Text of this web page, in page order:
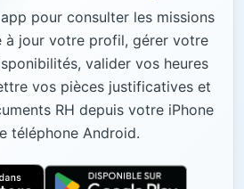
pour consulter les missions
à jour votre profil, gérer votre
valider vos heures
vos pièces justificatives et
RH depuis votre iPhone
téléphone Android.